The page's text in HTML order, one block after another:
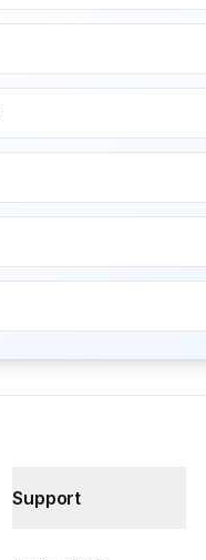
Support